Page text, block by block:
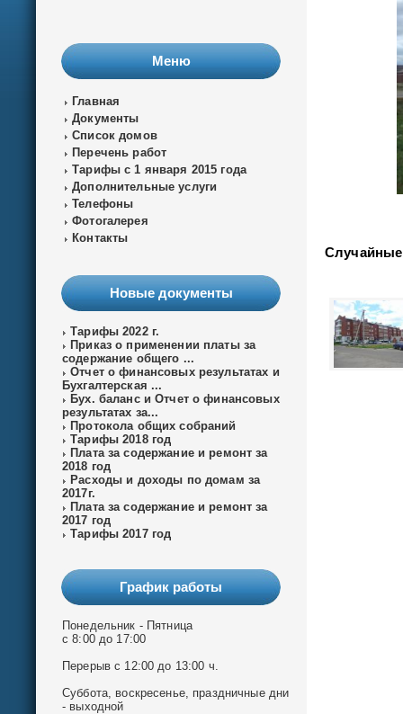
Меню
Главная
Документы
Список домов
Перечень работ
Тарифы с 1 января 2015 года
Дополнительные услуги
Телефоны
Фотогалерея
Контакты
Новые документы
Тарифы 2022 г.
Приказ о применении платы за
содержание общего ...
Отчет о финансовых результатах и
Бухгалтерская ...
Бух. баланс и Отчет о финансовых
результатах за...
Протокола общих собраний
Тарифы 2018 год
Плата за содержание и ремонт за
2018 год
Расходы и доходы по домам за
2017г.
Плата за содержание и ремонт за
2017 год
Тарифы 2017 год
График работы
Понедельник - Пятница
с 8:00 до 17:00
Перерыв с 12:00 до 13:00 ч.
Суббота, воскресенье, праздничные дни
- выходной